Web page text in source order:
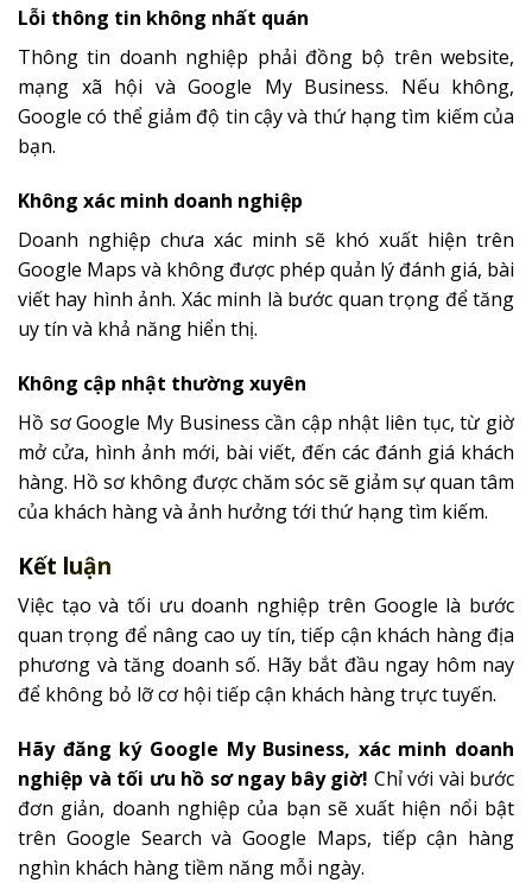
Lỗi thông tin không nhất quán
Thông tin doanh nghiệp phải đồng bộ trên website,
mạng xã hội và Google My Business. Nếu không,
Google có thể giảm độ tin cậy và thứ hạng tìm kiếm của
bạn.
Không xác minh doanh nghiệp
Doanh nghiệp chưa xác minh sẽ khó xuất hiện trên
Google Maps và không được phép quản lý đánh giá, bài
viết hay hình ảnh. Xác minh là bước quan trọng để tăng
uy tín và khả năng hiển thị.
Không cập nhật thường xuyên
Hồ sơ Google My Business cần cập nhật liên tục, từ giờ
mở cửa, hình ảnh mới, bài viết, đến các đánh giá khách
hàng. Hồ sơ không được chăm sóc sẽ giảm sự quan tâm
của khách hàng và ảnh hưởng tới thứ hạng tìm kiếm.
Kết luận
Việc tạo và tối ưu doanh nghiệp trên Google là bước
quan trọng để nâng cao uy tín, tiếp cận khách hàng địa
phương và tăng doanh số. Hãy bắt đầu ngay hôm nay
để không bỏ lỡ cơ hội tiếp cận khách hàng trực tuyến.
Hãy đăng ký Google My Business, xác minh doanh
nghiệp và tối ưu hồ sơ ngay bây giờ! Chỉ với vài bước
đơn giản, doanh nghiệp của bạn sẽ xuất hiện nổi bật
trên Google Search và Google Maps, tiếp cận hàng
nghìn khách hàng tiềm năng mỗi ngày.